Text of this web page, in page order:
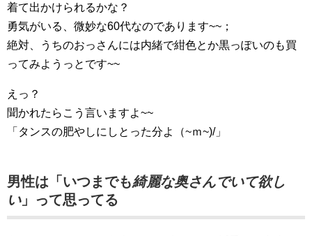
着て出かけられるかな？
勇気がいる、微妙な60代なのであります~~；
絶対、うちのおっさんには内緒で紺色とか黒っぽいのも買
ってみようっとです~~
えっ？
聞かれたらこう言いますよ~~
「タンスの肥やしにしとった分よ（~ｍ~)/」
男性は「いつまでも綺麗な奥さんでいて欲し
い」って思ってる